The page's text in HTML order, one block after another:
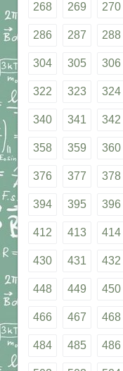
268 269 270
286 287 288
304 305 306
322 323 324
340 341 342
358 359 360
376 377 378
394 395 396
412 413 414
430 431 432
448 449 450
466 467 468
484 485 486